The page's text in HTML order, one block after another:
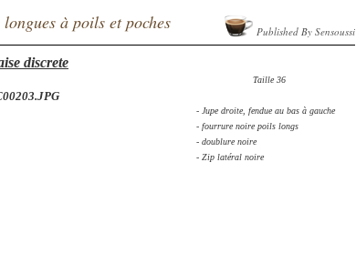
longues à poils et poches
discrete
Taille 36
- Jupe droite, fendue au bas à gauche
- fourrure noire poils longs
- doublure noire
- Zip latéral noire
Published By Sensoussi